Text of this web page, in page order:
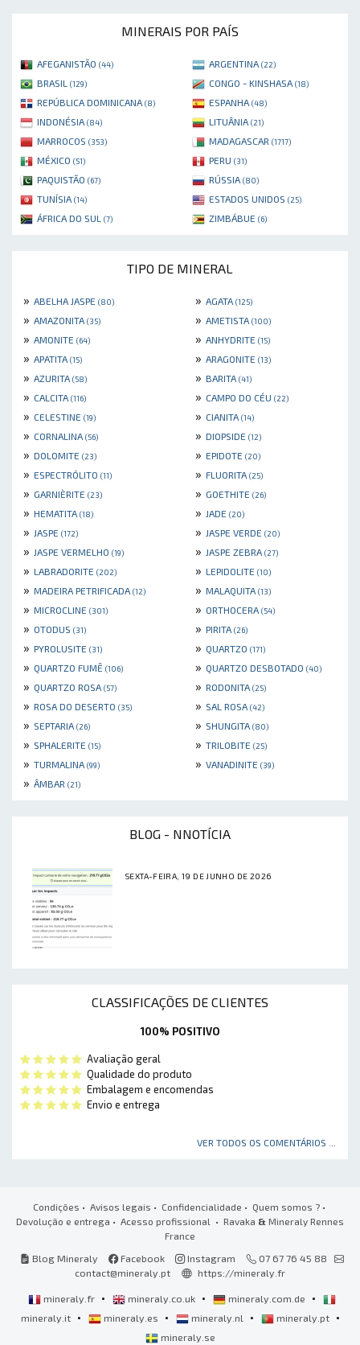
MINERAIS POR PAÍS
AFEGANISTÃO (44) ARGENTINA (22)
BRASIL (129) CONGO - KINSHASA (18)
REPÚBLICA DOMINICANA (8) ESPANHA (48)
INDONÉSIA (84) LITUÂNIA (21)
MARROCOS (353) MADAGASCAR (1717)
MÉXICO (51) PERU (31)
PAQUISTÃO (67) RÚSSIA (80)
TUNÍSIA (14) ESTADOS UNIDOS (25)
ÁFRICA DO SUL (7) ZIMBÁBUE (6)
TIPO DE MINERAL
» ABELHA JASPE (80) » AGATA (125)
» AMAZONITA (35) » AMETISTA (100)
» AMONITE (64) » ANHYDRITE (15)
» APATITA (15) » ARAGONITE (13)
» AZURITA (58) » BARITA (41)
» CALCITA (116) » CAMPO DO CÉU (22)
» CELESTINE (19) » CIANITA (14)
» CORNALINA (56) » DIOPSIDE (12)
» DOLOMITE (23) » EPIDOTE (20)
» ESPECTRÓLITO (11) » FLUORITA (25)
» GARNIÈRITE (23) » GOETHITE (26)
» HEMATITA (18) » JADE (20)
» JASPE (172) » JASPE VERDE (20)
» JASPE VERMELHO (19) » JASPE ZEBRA (27)
» LABRADORITE (202) » LEPIDOLITE (10)
» MADEIRA PETRIFICADA (12) » MALAQUITA (13)
» MICROCLINE (301) » ORTHOCERA (54)
» OTODUS (31) » PIRITA (26)
» PYROLUSITE (31) » QUARTZO (171)
» QUARTZO FUMÊ (106) » QUARTZO DESBOTADO (40)
» QUARTZO ROSA (57) » RODONITA (25)
» ROSA DO DESERTO (35) » SAL ROSA (42)
» SEPTARIA (26) » SHUNGITA (80)
» SPHALERITE (15) » TRILOBITE (25)
» TURMALINA (99) » VANADINITE (39)
» ÂMBAR (21)
BLOG - NNOTÍCIA
SEXTA-FEIRA, 19 DE JUNHO DE 2026
CLASSIFICAÇÕES DE CLIENTES
100% POSITIVO
Avaliação geral
Qualidade do produto
Embalagem e encomendas
Envio e entrega
VER TODOS OS COMENTÁRIOS ...
Condições • Avisos legais • Confidencialidade • Quem somos ?•
Devolução e entrega • Acesso profissional • Ravaka & Mineraly Rennes
France
Blog Mineraly
Facebook Instagram
07 67 76 45 88
contact@mineraly.pt
https://mineraly.fr
mineraly.fr • mineraly.co.uk • mineraly.com.de •
mineraly.it • mineraly.es • mineraly.nl • mineraly.pt •
mineraly.se